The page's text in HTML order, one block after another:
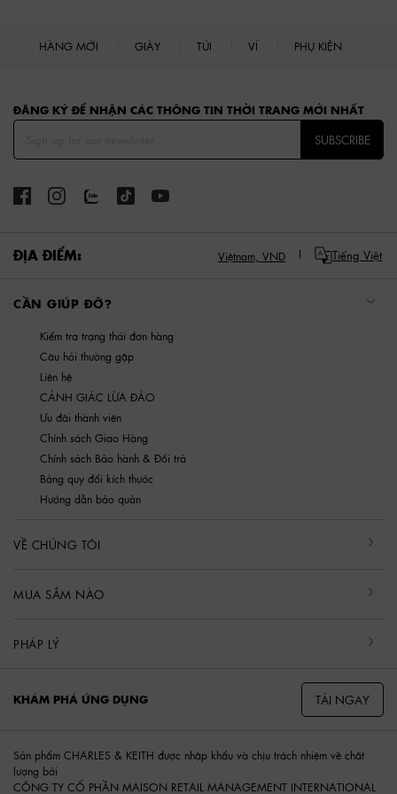
HÀNG MỚI GIÀY TÚI VÍ PHỤ KIỆN
ĐĂNG KÝ ĐỂ NHẬN CÁC THÔNG TIN THỜI TRANG MỚI NHẤT
SUBSCRIBE
ĐỊA ĐIỂM: Việtnam, VND Tiếng Việt
CẦN GIÚP ĐỠ?
Kiểm tra trạng thái đơn hàng
Câu hỏi thường gặp
Liên hệ
CẢNH GIÁC LỪA ĐẢO
Ưu đãi thành viên
Chính sách Giao Hàng
Chính sách Bảo hành & Đổi trả
Bảng quy đổi kích thước
Hướng dẫn bảo quản
VỀ CHÚNG TÔI
MUA SẮM NÀO
PHÁP LÝ
KHÁM PHÁ ỨNG DỤNG TẢI NGAY
Sản phẩm CHARLES & KEITH được nhập khẩu và chịu trách nhiệm về chất
lượng bởi
CÔNG TY CỔ PHẦN MAISON RETAIL MANAGEMENT INTERNATIONAL